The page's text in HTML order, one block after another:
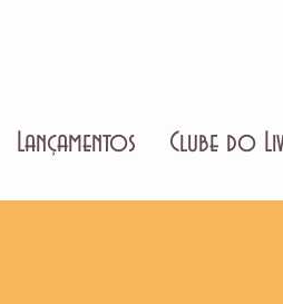
Lançamentos Clube do